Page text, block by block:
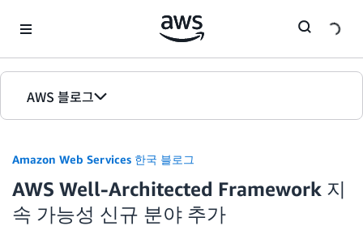
AWS 블로그
홈
에디션
Amazon Web Services 한국 블로그
AWS Well-Architected Framework 지
속 가능성 신규 분야 추가